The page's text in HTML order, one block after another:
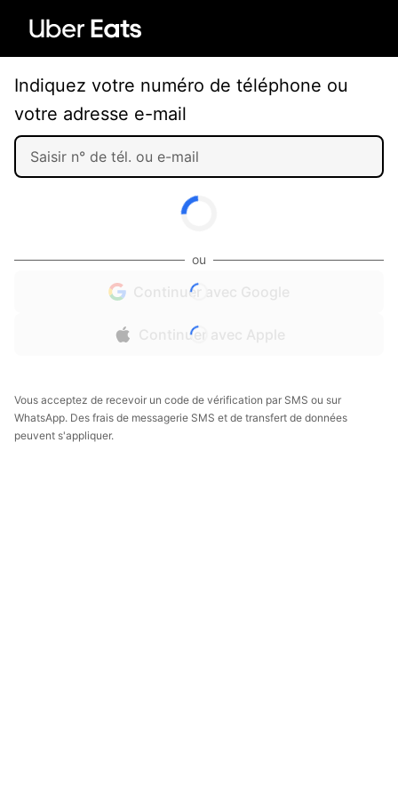
Indiquez votre numéro de téléphone ou
votre adresse e-mail
ou
Continuer avec Google
Continuer avec Apple
Vous acceptez de recevoir un code de vérification par SMS ou sur
WhatsApp. Des frais de messagerie SMS et de transfert de données
peuvent s'appliquer.